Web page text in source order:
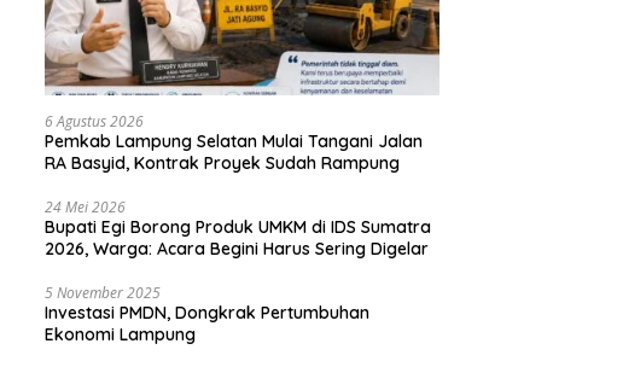
6 Agustus 2026
Pemkab Lampung Selatan Mulai Tangani Jalan
RA Basyid, Kontrak Proyek Sudah Rampung
24 Mei 2026
Bupati Egi Borong Produk UMKM di IDS Sumatra
2026, Warga: Acara Begini Harus Sering Digelar
5 November 2025
Investasi PMDN, Dongkrak Pertumbuhan
Ekonomi Lampung